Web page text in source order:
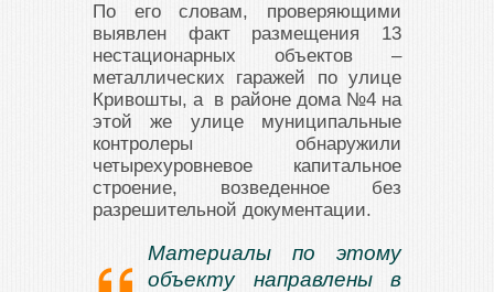
По его словам, проверяющими
выявлен факт размещения 13
нестационарных объектов –
металлических гаражей по улице
Кривошты, а в районе дома №4 на
этой же улице муниципальные
контролеры обнаружили
четырехуровневое капитальное
строение, возведенное без
разрешительной документации.
Материалы по этому
объекту направлены в